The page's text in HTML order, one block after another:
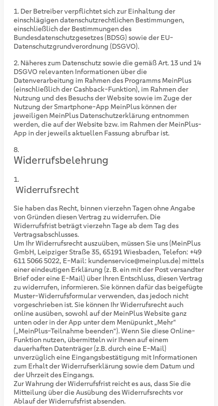
Der Betreiber verpflichtet sich zur Einhaltung der
einschlägigen datenschutzrechtlichen Bestimmungen,
einschließlich der Bestimmungen des
Bundesdatenschutzgesetzes (BDSG) sowie der EU-
Datenschutzgrundverordnung (DSGVO).
Näheres zum Datenschutz sowie die gemäß Art. 13 und 14
DSGVO relevanten Informationen über die
Datenverarbeitung im Rahmen des Programms MeinPlus
(einschließlich der Cashback-Funktion), im Rahmen der
Nutzung und des Besuchs der Website sowie im Zuge der
Nutzung der Smartphone-App MeinPlus können der
jeweiligen MeinPlus Datenschutzerklärung entnommen
werden, die auf der Website bzw. im Rahmen der MeinPlus-
App in der jeweils aktuellen Fassung abrufbar ist.
Widerrufsbelehrung
Widerrufsrecht
Sie haben das Recht, binnen vierzehn Tagen ohne Angabe
von Gründen diesen Vertrag zu widerrufen. Die
Widerrufsfrist beträgt vierzehn Tage ab dem Tag des
Vertragsabschlusses.
Um Ihr Widerrufsrecht auszuüben, müssen Sie uns (MeinPlus
GmbH, Leipziger Straße 35, 65191 Wiesbaden, Telefon: +49
611 5066 5022, E-Mail: kundenservice@meinplus.de) mittels
einer eindeutigen Erklärung (z. B. ein mit der Post versandter
Brief oder eine E-Mail) über Ihren Entschluss, diesen Vertrag
zu widerrufen, informieren. Sie können dafür das beigefügte
Muster-Widerrufsformular verwenden, das jedoch nicht
vorgeschrieben ist. Sie können Ihr Widerrufsrecht auch
online ausüben, sowohl auf der MeinPlus Website ganz
unten oder in der App unter dem Menüpunkt „Mehr“
(„MeinPlus-Teilnahme beenden“). Wenn Sie diese Online-
Funktion nutzen, übermitteln wir Ihnen auf einem
dauerhaften Datenträger (z.B. durch eine E-Mail)
unverzüglich eine Eingangsbestätigung mit Informationen
zum Erhalt der Widerrufserklärung sowie dem Datum und
der Uhrzeit des Eingangs.
Zur Wahrung der Widerrufsfrist reicht es aus, dass Sie die
Mitteilung über die Ausübung des Widerrufsrechts vor
Ablauf der Widerrufsfrist absenden.